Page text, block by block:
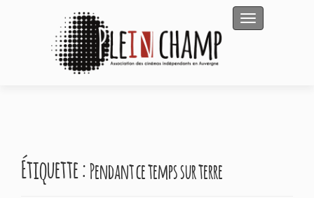
Afficher/
Étiquette :Pendant ce temps sur terre